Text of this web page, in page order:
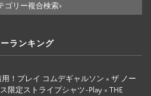
ゴリー複合検索>
ランキング
用！プレイ コムデギャルソン × ザ ノー
限定ストライプシャツ-Play × THE